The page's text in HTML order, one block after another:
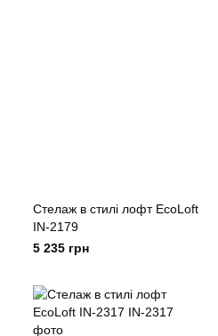
Cтелаж в стилі лофт EcoLoft
IN-2179
5 235 грн